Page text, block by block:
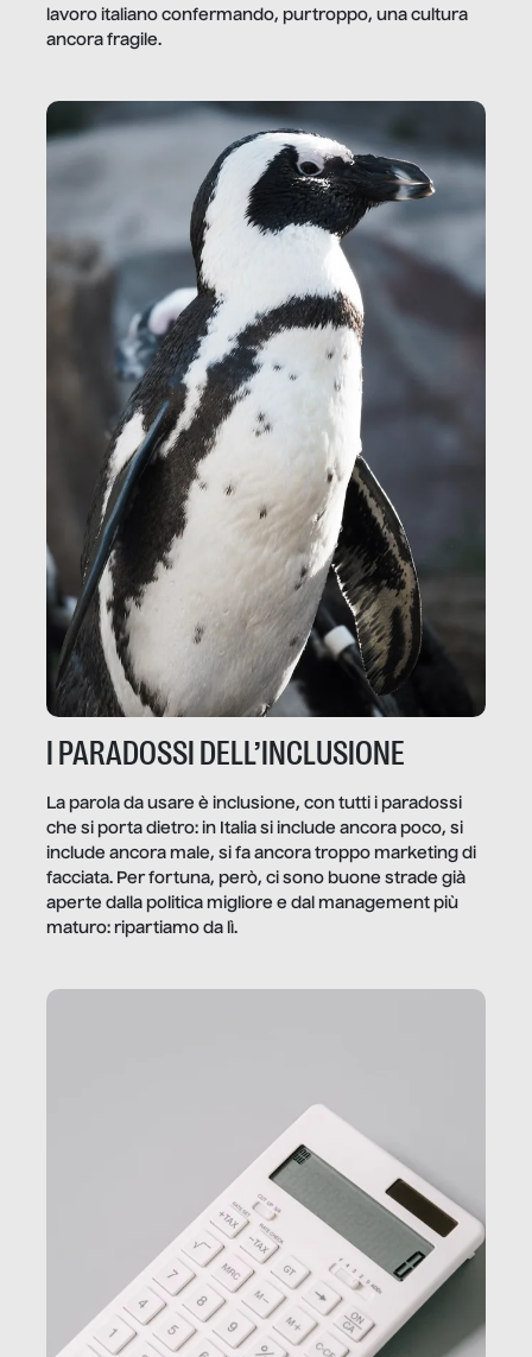
lavoro italiano confermando, purtroppo, una cultura
ancora fragile.
I PARADOSSI DELL’INCLUSIONE
La parola da usare è inclusione, con tutti i paradossi
che si porta dietro: in Italia si include ancora poco, si
include ancora male, si fa ancora troppo marketing di
facciata. Per fortuna, però, ci sono buone strade già
aperte dalla politica migliore e dal management più
maturo: ripartiamo da lì.